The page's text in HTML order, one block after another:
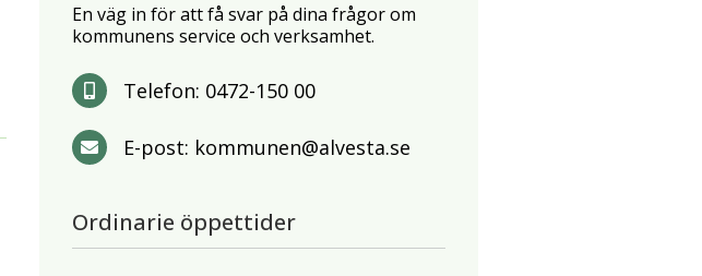
En väg in för att få svar på dina frågor om
kommunens service och verksamhet.
Telefon: 0472-150 00
E-post: kommunen@alvesta.se
Ordinarie öppettider